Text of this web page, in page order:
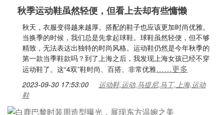
秋季运动鞋虽然轻便，但看上去却有些慵懒
秋天，衣服变得越来越厚。搭配的鞋子也应该更加时尚优雅。
当换季的时候，我们总是先拿起球鞋。球鞋虽然轻便，但不够
精致，无法表达出独特的时尚风格。运动鞋仍然是今年秋季的
第一款当季鞋款吗？到了上海之后，我发现上海女孩已经不穿
运动鞋了。这“4双”鞋时尚、百搭、非常优雅……更多
2023-09-30 17:53:00
运动鞋,运动,马提尼,马丁,上海,运动
鞋